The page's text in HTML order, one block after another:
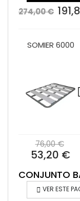
274,00 €
SOMIER 6000
76,00 €
53,20 €
CONJUNTO
 VER ESTE